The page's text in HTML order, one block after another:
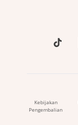
Kebijakan
Pengembalian